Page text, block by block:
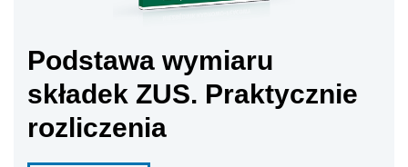
Podstawa wymiaru
składek ZUS. Praktycznie
rozliczenia